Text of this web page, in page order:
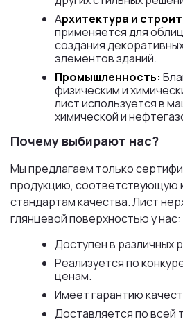
Архитектура и
применяется для
создания
элементов зданий.
Промышленность:
физическим и
лист используется в
химической и
Почему выбирают нас?
Мы предлагаем только
продукцию, соответствующую
стандартам качества. Лист
глянцевой поверхностью у нас:
Доступен в различных
Реализуется по
ценам.
Имеет гарантию
Доставляется по